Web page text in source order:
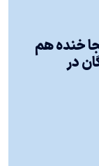
خنده هم
در